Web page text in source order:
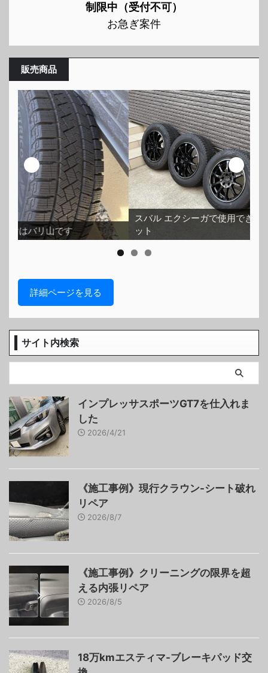
制限中（受付不可）
お急ぎ案件
販売商品
スバル エクシーガで使用できるスタッドレスタイヤセ
ット
詳細ページを見る
サイト内検索
インプレッサスポーツGT7を仕入れま
した
2026/4/21
《施工事例》現行クラウン-シート破れ
リペア
2026/8/7
《施工事例》クリーニングの限界を超
える内張リペア
2026/8/5
18万kmエスティマ-ブレーキパッド交